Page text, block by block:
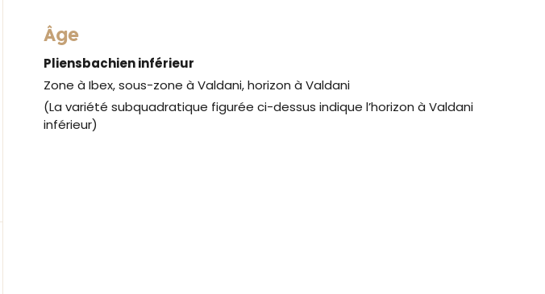
Âge
Pliensbachien inférieur
Zone à Ibex, sous-zone à Valdani, horizon à Valdani
(La variété subquadratique figurée ci-dessus indique l’horizon à Valdani
inférieur)